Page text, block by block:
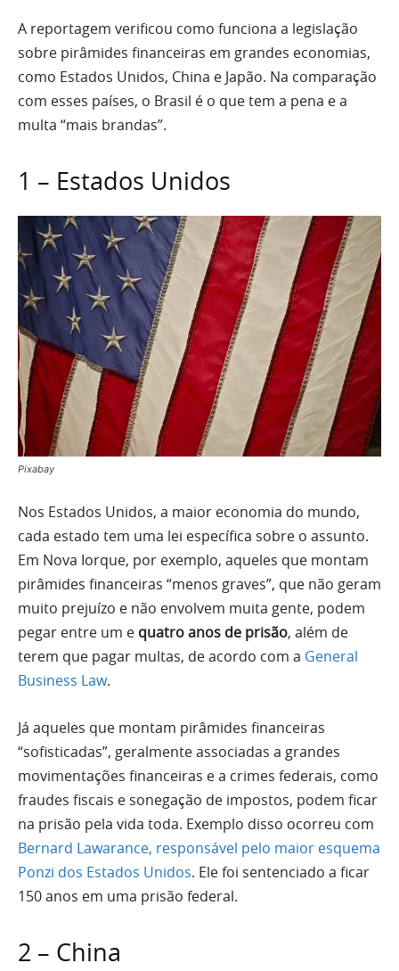
A reportagem verificou como funciona a legislação
sobre pirâmides financeiras em grandes economias,
como Estados Unidos, China e Japão. Na comparação
com esses países, o Brasil é o que tem a pena e a
multa “mais brandas”.
1 – Estados Unidos
Pixabay
Nos Estados Unidos, a maior economia do mundo,
cada estado tem uma lei específica sobre o assunto.
Em Nova Iorque, por exemplo, aqueles que montam
pirâmides financeiras “menos graves”, que não geram
muito prejuízo e não envolvem muita gente, podem
pegar entre um e quatro anos de prisão, além de
terem que pagar multas, de acordo com a General
Business Law.
Já aqueles que montam pirâmides financeiras
“sofisticadas”, geralmente associadas a grandes
movimentações financeiras e a crimes federais, como
fraudes fiscais e sonegação de impostos, podem ficar
na prisão pela vida toda. Exemplo disso ocorreu com
Bernard Lawarance, responsável pelo maior esquema
Ponzi dos Estados Unidos. Ele foi sentenciado a ficar
150 anos em uma prisão federal.
2 – China